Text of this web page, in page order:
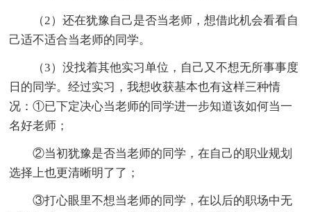
（2）还在犹豫自己是否当老师，想借此机会看看自
己适不适合当老师的同学。
（3）没找着其他实习单位，自己又不想无所事事度
日的同学。经过实习，我想收获基本也有这样三种情
况：①已下定决心当老师的同学进一步知道该如何当一
名好老师；
②当初犹豫是否当老师的同学，在自己的职业规划
选择上也更清晰明了了；
③打心眼里不想当老师的同学，在以后的职场中无